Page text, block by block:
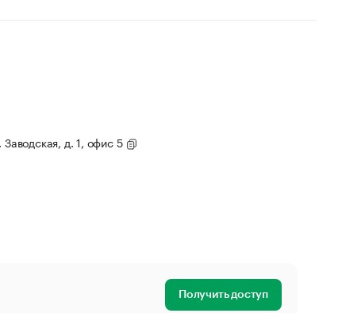
д. 1, офис 5
Получить доступ